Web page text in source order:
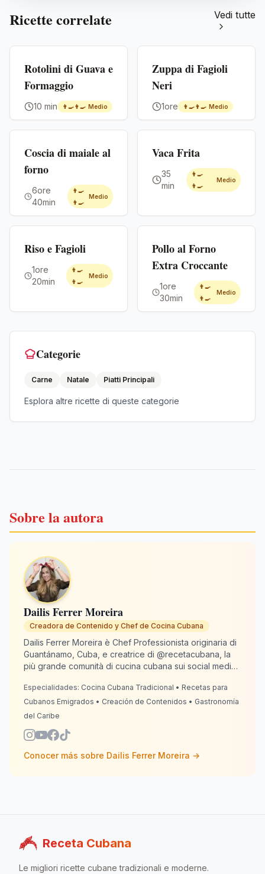
Ricette correlate Vedi tutte
Rotolini di Guava e
Formaggio
10 min 👨‍🍳👨‍🍳 Medio
Zuppa di Fagioli
Neri
1ore 👨‍🍳👨‍🍳 Medio
Coscia di maiale al
forno
6ore
40min
👨‍🍳
👨‍🍳
Medio
Vaca Frita
35
min
👨‍🍳
👨‍🍳
Medio
Riso e Fagioli
1ore
20min
👨‍🍳
👨‍🍳
Medio
Pollo al Forno
Extra Croccante
1ore
30min
👨‍🍳
👨‍🍳
Medio
Categorie
Carne Natale Piatti Principali
Esplora altre ricette di queste categorie
Sobre la autora
Dailis Ferrer Moreira
Creadora de Contenido y Chef de Cocina Cubana
Dailis Ferrer Moreira è Chef Professionista originaria di
Guantánamo, Cuba, e creatrice di @recetacubana, la
più grande comunità di cucina cubana sui social media
risiede dal 2020, si dedica a mantenere viva la
tradizione culinaria cubana per gli emigrati di tutto il
mondo. Con 13 anni di esperienza in cucina, Dailis
sappia "come lo faceva la nonna". RecetaCubana.app
diventa il sapore che ci unisce.
Especialidades: Cocina Cubana Tradicional • Recetas para
Cubanos Emigrados • Creación de Contenidos • Gastronomía
del Caribe
Conocer más sobre Dailis Ferrer Moreira →
Receta Cubana
Le migliori ricette cubane tradizionali e moderne.